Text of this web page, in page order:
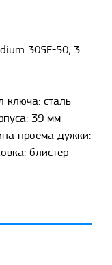
305F-50, 3
ключа: сталь
39 мм
проема дужки:
блистер